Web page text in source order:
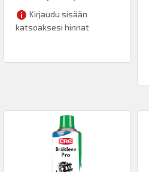
Kirjaudu sisään
katsoaksesi hinnat